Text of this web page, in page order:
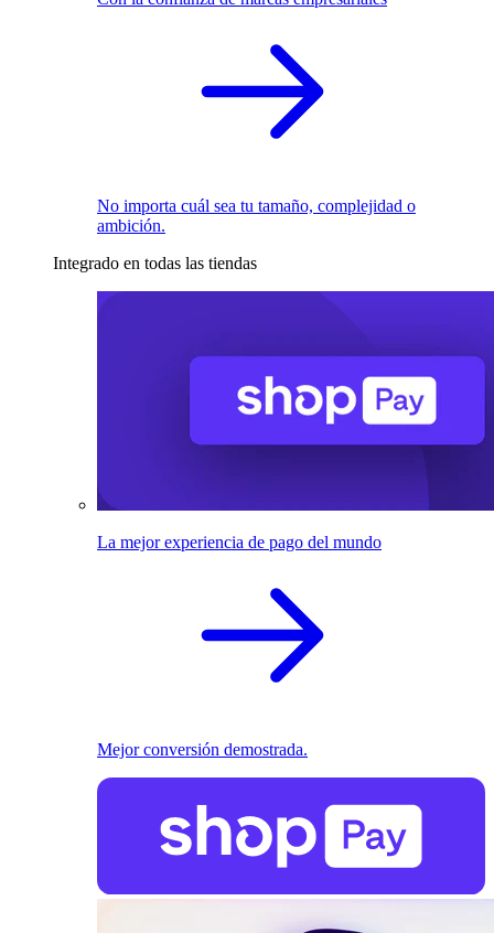
No importa cuál sea tu tamaño, complejidad o
ambición.
Integrado en todas las tiendas
La mejor experiencia de pago del mundo
Mejor conversión demostrada.